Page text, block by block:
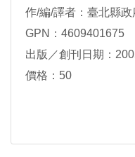
作/編/譯者：臺北縣政
GPN：4609401675
出版／創刊日期：
價格：50